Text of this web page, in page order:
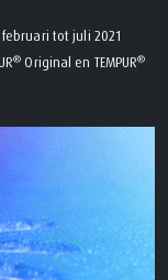
tot juli 2021
® Original en TEMPUR®